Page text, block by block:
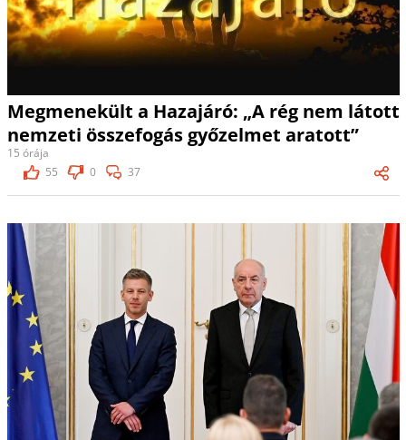
Megmenekült a Hazajáró: „A rég nem látott
nemzeti összefogás győzelmet aratott”
15 órája
55
0 37